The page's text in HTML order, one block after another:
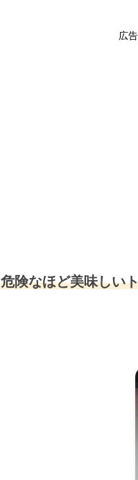
広告
危険なほど美味しい